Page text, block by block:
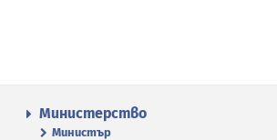
Министерство
Министър